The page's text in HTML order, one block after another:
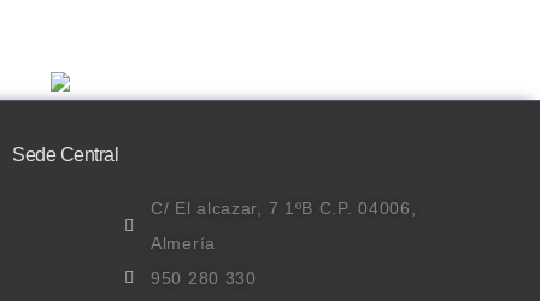
Sede Central
C/ El alcazar, 7 1ºB C.P. 04006,
Almería
950 280 330